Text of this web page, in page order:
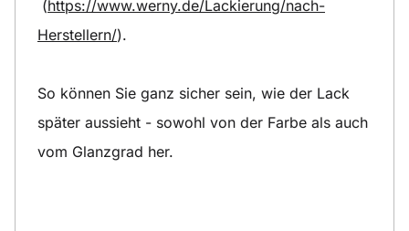
(https://www.werny.de/Lackierung/nach-
Herstellern/).
So können Sie ganz sicher sein, wie der Lack
später aussieht - sowohl von der Farbe als auch
vom Glanzgrad her.